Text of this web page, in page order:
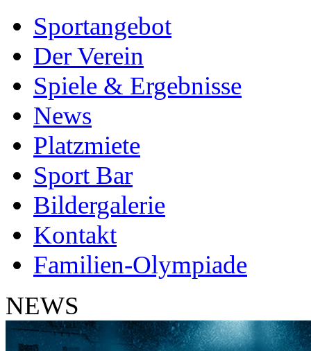
Sportangebot
Der Verein
Spiele & Ergebnisse
News
Platzmiete
Sport Bar
Bildergalerie
Kontakt
Familien-Olympiade
NEWS